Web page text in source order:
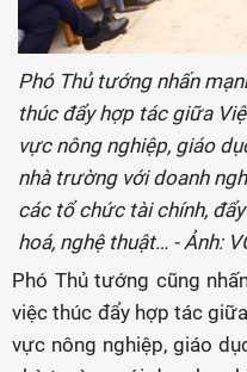
Phó Thủ tướng nhấn
thúc đẩy hợp tác giữa
vực nông nghiệp, giáo
nhà trường với doanh
các tổ chức tài chính,
hoá, nghệ thuật… - Ảnh:
Phó Thủ tướng cũng
việc thúc đẩy hợp tác
vực nông nghiệp, giáo